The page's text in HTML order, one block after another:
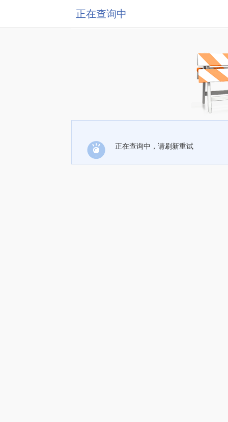
正在查询中
正在查询中，请刷新重试